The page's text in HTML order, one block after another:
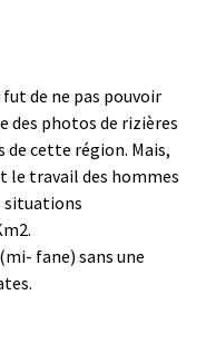
de ne pas pouvoir
des photos de rizières
cette région. Mais,
le travail des hommes
situations
fane) sans une